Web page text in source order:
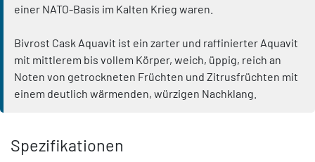
einer NATO-Basis im Kalten Krieg waren.
Bivrost Cask Aquavit ist ein zarter und raffinierter Aquavit
mit mittlerem bis vollem Körper, weich, üppig, reich an
Noten von getrockneten Früchten und Zitrusfrüchten mit
einem deutlich wärmenden, würzigen Nachklang.
Spezifikationen